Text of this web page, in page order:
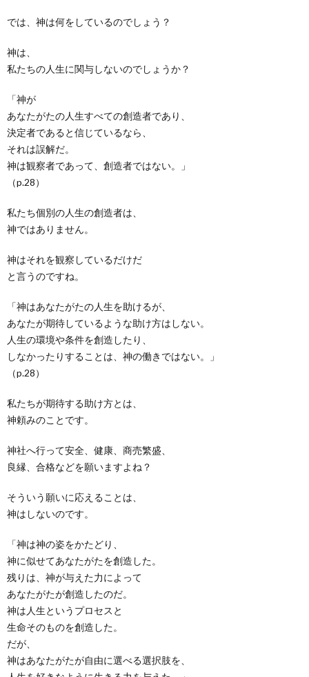
では、神は何をしているのでしょう？
神は、
私たちの人生に関与しないのでしょうか？
「神が
あなたがたの人生すべての創造者であり、
決定者であると信じているなら、
それは誤解だ。
神は観察者であって、創造者ではない。」
（p.28）
私たち個別の人生の創造者は、
神ではありません。
神はそれを観察しているだけだ
と言うのですね。
「神はあなたがたの人生を助けるが、
あなたが期待しているような助け方はしない。
人生の環境や条件を創造したり、
しなかったりすることは、神の働きではない。」
（p.28）
私たちが期待する助け方とは、
神頼みのことです。
神社へ行って安全、健康、商売繁盛、
良縁、合格などを願いますよね？
そういう願いに応えることは、
神はしないのです。
「神は神の姿をかたどり、
神に似せてあなたがたを創造した。
残りは、神が与えた力によって
あなたがたが創造したのだ。
神は人生というプロセスと
生命そのものを創造した。
だが、
神はあなたがたが自由に選べる選択肢を、